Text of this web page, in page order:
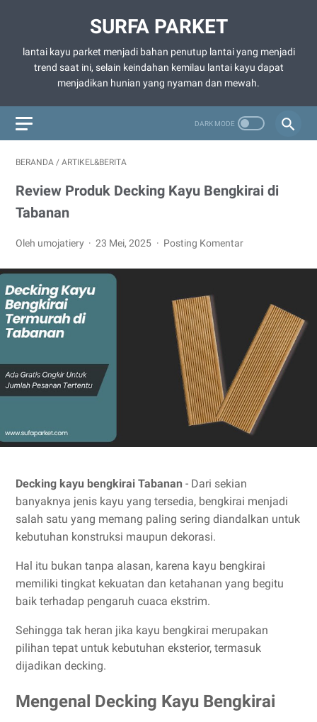
SURFA PARKET
lantai kayu parket menjadi bahan penutup lantai yang menjadi
trend saat ini, selain keindahan kemilau lantai kayu dapat
menjadikan hunian yang nyaman dan mewah.
BERANDA / ARTIKEL&BERITA
Review Produk Decking Kayu Bengkirai di
Tabanan
Oleh umojatiery 23 Mei, 2025 Posting Komentar
Decking kayu bengkirai Tabanan - Dari sekian
banyaknya jenis kayu yang tersedia, bengkirai menjadi
salah satu yang memang paling sering diandalkan untuk
kebutuhan konstruksi maupun dekorasi.
Hal itu bukan tanpa alasan, karena kayu bengkirai
memiliki tingkat kekuatan dan ketahanan yang begitu
baik terhadap pengaruh cuaca ekstrim.
Sehingga tak heran jika kayu bengkirai merupakan
pilihan tepat untuk kebutuhan eksterior, termasuk
dijadikan decking.
Mengenal Decking Kayu Bengkirai